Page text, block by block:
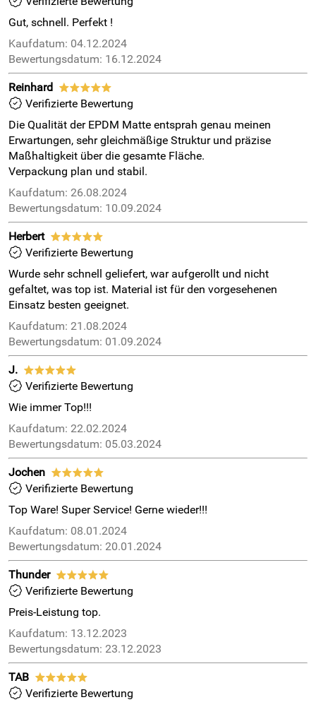
Gut, schnell. Perfekt !
Kaufdatum: 04.12.2024
Bewertungsdatum: 16.12.2024
Reinhard *****
Verifizierte Bewertung
Die Qualität der EPDM Matte entsprah genau meinen
Erwartungen, sehr gleichmäßige Struktur und präzise
Maßhaltigkeit über die gesamte Fläche.
Verpackung plan und stabil.
Kaufdatum: 26.08.2024
Bewertungsdatum: 10.09.2024
Herbert *****
Verifizierte Bewertung
Wurde sehr schnell geliefert, war aufgerollt und nicht
gefaltet, was top ist. Material ist für den vorgesehenen
Einsatz besten geeignet.
Kaufdatum: 21.08.2024
Bewertungsdatum: 01.09.2024
J. *****
Verifizierte Bewertung
Wie immer Top!!!
Kaufdatum: 22.02.2024
Bewertungsdatum: 05.03.2024
Jochen *****
Verifizierte Bewertung
Top Ware! Super Service! Gerne wieder!!!
Kaufdatum: 08.01.2024
Bewertungsdatum: 20.01.2024
Thunder *****
Verifizierte Bewertung
Preis-Leistung top.
Kaufdatum: 13.12.2023
Bewertungsdatum: 23.12.2023
TAB *****
Verifizierte Bewertung